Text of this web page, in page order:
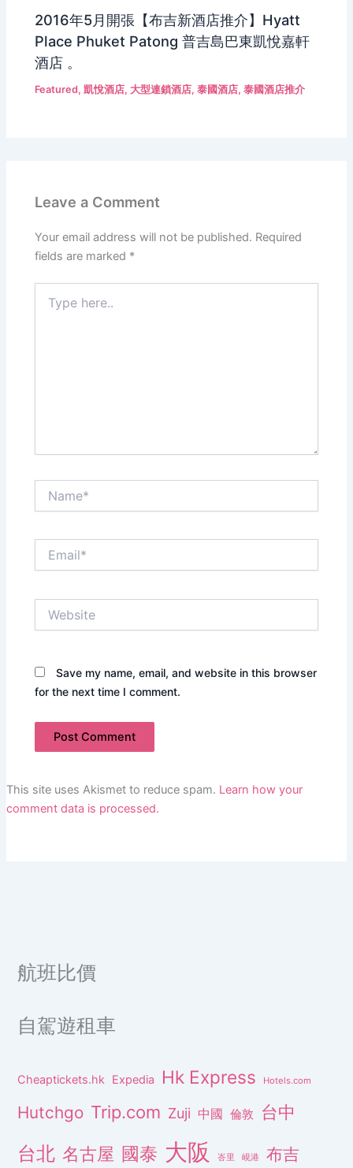
2016年5月開張【布吉新酒店推介】Hyatt
Place Phuket Patong 普吉島巴東凱悅嘉軒
酒店 。
Featured,凱悅酒店, 大型連鎖酒店,泰國酒店,泰國酒店推介
Leave a Comment
Your email address will not be published. Required
fields are marked *
here..
Save my name, email, and website in this browser
for the next time I comment.
This site uses Akismet to reduce spam. Learn how your
comment data is processed.
航班比價
自駕遊租車
Cheaptickets.hk Expedia Hk Express Hotels.com
Hutchgo Trip.com Zuji 中國 倫敦 台中
台北 名古屋 國泰 大阪 峇里 峴港 布吉